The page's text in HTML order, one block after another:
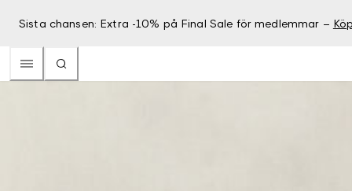
Sista chansen: Extra -10% på Final Sale för medlemmar –